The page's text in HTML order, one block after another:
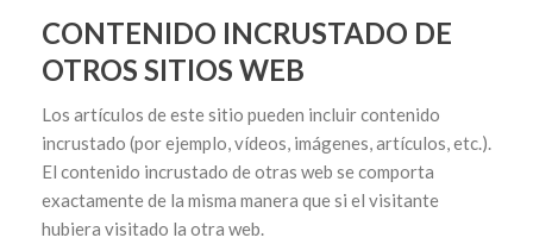
CONTENIDO INCRUSTADO DE
OTROS SITIOS WEB
Los artículos de este sitio pueden incluir contenido
incrustado (por ejemplo, vídeos, imágenes, artículos, etc.).
El contenido incrustado de otras web se comporta
exactamente de la misma manera que si el visitante
hubiera visitado la otra web.